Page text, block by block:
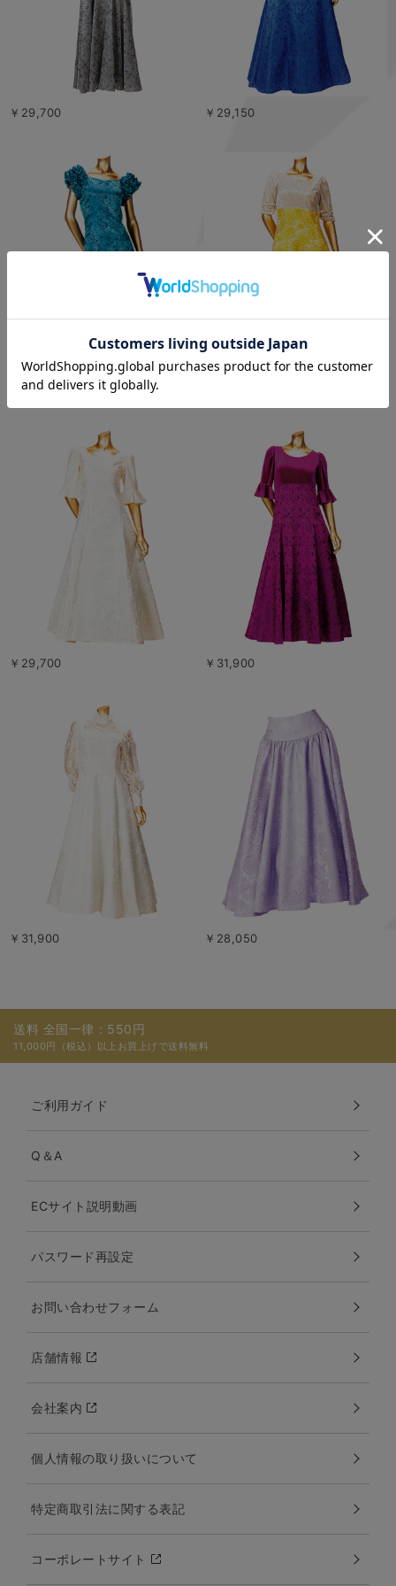
￥29,700 ￥29,150
￥26,950
￥29,700 ￥31,900
￥31,900 ￥28,050
送料 全国一律：550円
11,000円（税込）以上お買上げで送料無料
ご利用ガイド
Q＆A
ECサイト説明動画
パスワード再設定
お問い合わせフォーム
店舗情報
会社案内
個人情報の取り扱いについて
特定商取引法に関する表記
コーポレートサイト